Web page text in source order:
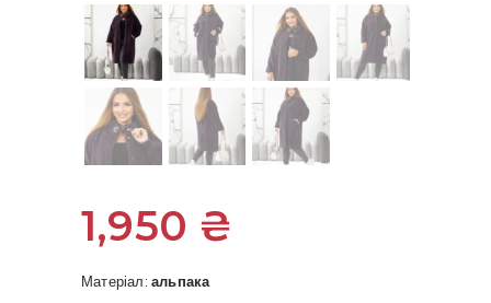
1,950 ₴
Матеріал: альпака